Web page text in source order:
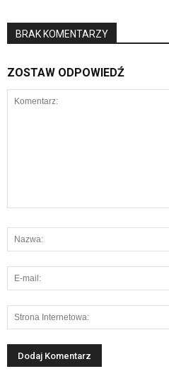
BRAK KOMENTARZY
ZOSTAW ODPOWIEDŹ